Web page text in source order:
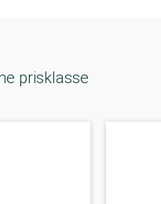
prisklasse